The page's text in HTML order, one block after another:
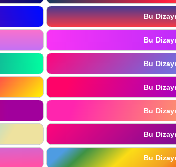
Bu
Bu
Bu
Bu
Bu
Bu
Bu